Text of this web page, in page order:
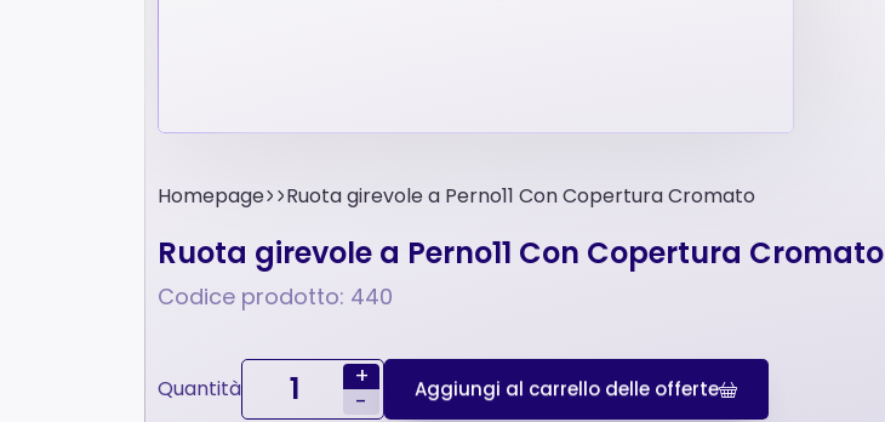
Homepage Ruota girevole a Perno11 Con Copertura Cromato
Ruota girevole a Perno11 Con Copertura Cromato
Codice prodotto: 440
Quantità
+
-
Aggiungi al carrello delle offerte